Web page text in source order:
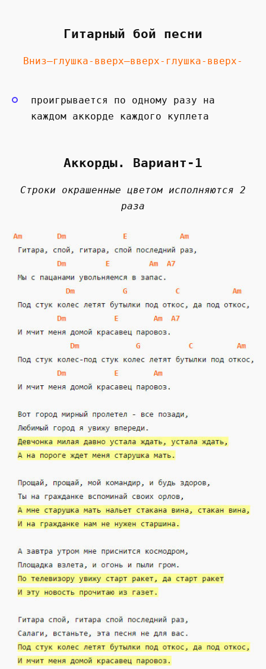
Гитарный бой песни
Вниз—глушка-вверх—вверх-глушка-вверх-
проигрывается по одному разу на
каждом аккорде каждого куплета
Аккорды. Вариант-1
Строки окрашенные цветом исполняются 2
раза